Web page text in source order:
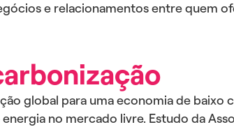
e relacionamentos entre quem
global para uma economia de
no mercado livre. Estudo da